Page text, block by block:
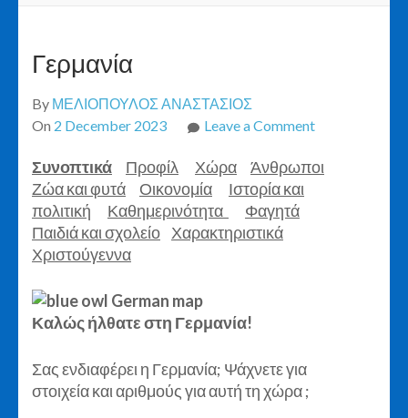
Γερμανία
By ΜΕΛΙΟΠΟΥΛΟΣ ΑΝΑΣΤΑΣΙΟΣ
On 2 December 2023 Leave a Commenton
Συνοπτικά Προφίλ Χώρα
Άνθρωποι
Ζώα και φυτά
Οικονομία
Ιστορία και
πολιτική
Καθημερινότητα
Φαγητά
Παιδιά και σχολείο Χαρακτηριστικά
Χριστούγεννα
Καλώς ήλθατε στη Γερμανία!
Σας ενδιαφέρει η Γερμανία; Ψάχνετε για
στοιχεία και αριθμούς για αυτή τη χώρα ;